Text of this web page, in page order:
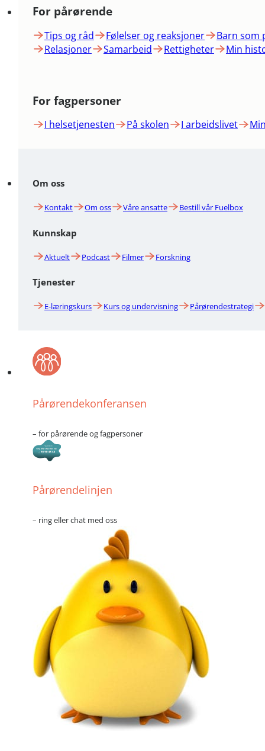
For pårørende
Tips og råd Følelser og reaksjoner
Barn som
Relasjoner
Samarbeid Rettigheter Min
For fagpersoner
I helsetjenesten På skolen I arbeidslivet
Om oss
Kontakt Om oss Våre ansatte Bestill vår Fuelbox
Kunnskap
Aktuelt Podcast Filmer Forskning
Tjenester
E-læringskurs Kurs og undervisning Pårørendestrategi
Pårørendekonferansen
– for pårørende og fagpersoner
Pårørendelinjen
– ring eller chat med oss